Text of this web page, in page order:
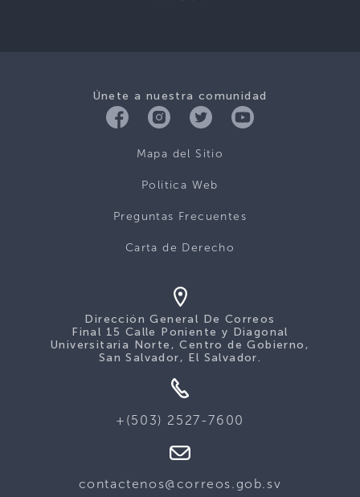
Únete a nuestra comunidad
Mapa del Sitio
Politica Web
Preguntas Frecuentes
Carta de Derecho
Dirección General De Correos
Final 15 Calle Poniente y Diagonal
Universitaria Norte, Centro de Gobierno,
San Salvador, El Salvador.
+(503) 2527-7600
contactenos@correos.gob.sv